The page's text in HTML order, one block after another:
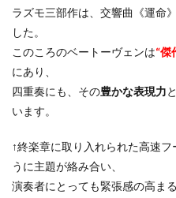
レ
ー
ヤ
ー
ラズモ三部作は、交響曲《運命
した。
このころのベートーヴェンは“傑
にあり、
四重奏にも、その豊かな表現力と
います。
↑終楽章に取り入れられた高速
うに主題が絡み合い、
演奏者にとっても緊張感の高まる